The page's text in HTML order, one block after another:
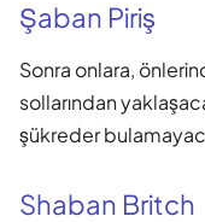
Şaban Piriş
Sonra onlara,
sollarından
şükreder
Shaban Britch